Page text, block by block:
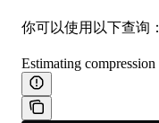
你可以使用以下查询：
Estimating compression